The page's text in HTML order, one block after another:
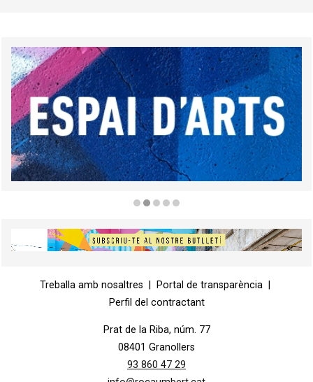
Treballa amb nosaltres
Portal de transparència
Perfil del contractant
Prat de la Riba, núm. 77
08401 Granollers
93 860 47 29